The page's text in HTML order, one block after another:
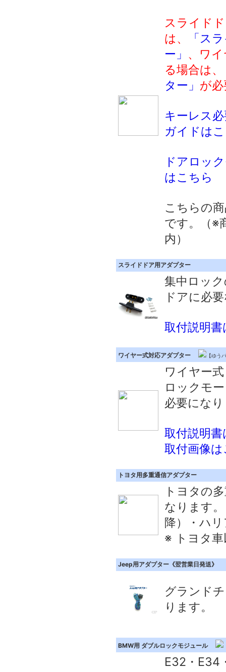
スライド
は、
「ス
ー」 、ワ
る場合は、
ター」 が
キーレス
ガイドは
ドアロッ
はこちら
こちらの
です。（※
内）
スライドドア用アダプター
集中ロッ
ドアに必
取付説明
ワイヤー式対応アダプター 【ゆう
ワイヤー
ロックモ
必要にな
取付説明
取付画像
トヨタ用多重通信アダプター
トヨタの
なります
降）・ハ
※ トヨタ
Jeep用アダプター《翌営業日発送》
グランド
ります。
BMW用 ダブルロックモジュール
E32・E34